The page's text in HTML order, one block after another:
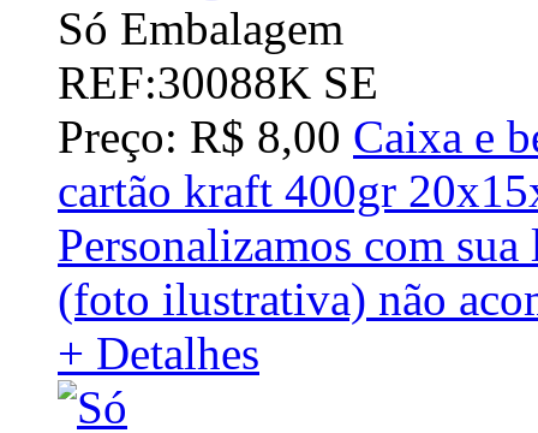
Só Embalagem
REF:30088K SE
Preço: R$ 8,00 Caixa e
cartão kraft 400gr
Personalizamos com
(foto ilustrativa) não
+ Detalhes